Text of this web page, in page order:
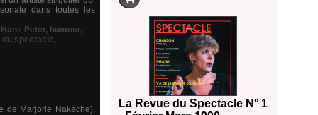
dans toutes les
Hans Peter, humour,
du spectacle,
de Marjorie Nakache),
La Revue du Spectacle N° 1